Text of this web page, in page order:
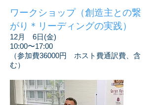
ワークショップ（創造主との繋
がり＊リーディングの実践）
12月 6日(金)
10:00〜17:00
（参加費36000円 ホスト費通訳費、含
む）